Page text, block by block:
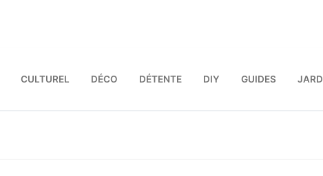
CULTUREL DÉCO DÉTENTE DIY GUIDES